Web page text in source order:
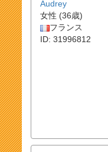
Audrey
女性 (36歳)
フランス
ID: 31996812